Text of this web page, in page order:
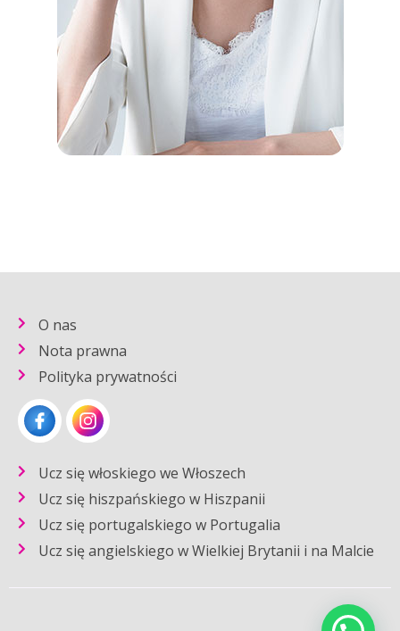
O nas
Nota prawna
Polityka prywatności
Ucz się włoskiego we Włoszech
Ucz się hiszpańskiego w Hiszpanii
Ucz się portugalskiego w Portugalia
Ucz się angielskiego w Wielkiej Brytanii i na Malcie